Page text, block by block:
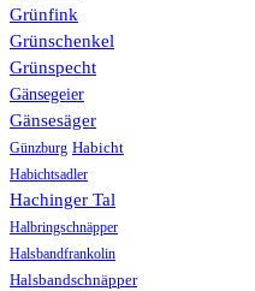
Grünfink
Grünschenkel
Grünspecht
Gänsegeier
Gänsesäger
Günzburg Habicht
Habichtsadler
Hachinger Tal
Halbringschnäpper
Halsbandfrankolin
Halsbandschnäpper